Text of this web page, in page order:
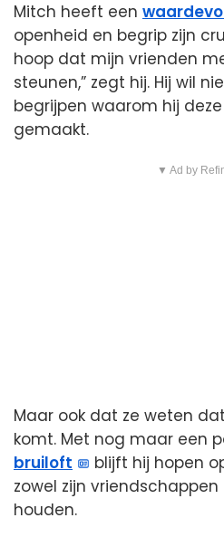
Mitch heeft een
openheid en begrip zijn
hoop dat mijn vrienden
steunen,” zegt hij. Hij wil
begrijpen waarom hij
gemaakt.
▼ Ad by
Maar ook dat ze weten
komt. Met nog maar een
bruiloft
blijft hij hopen
zowel zijn
houden.